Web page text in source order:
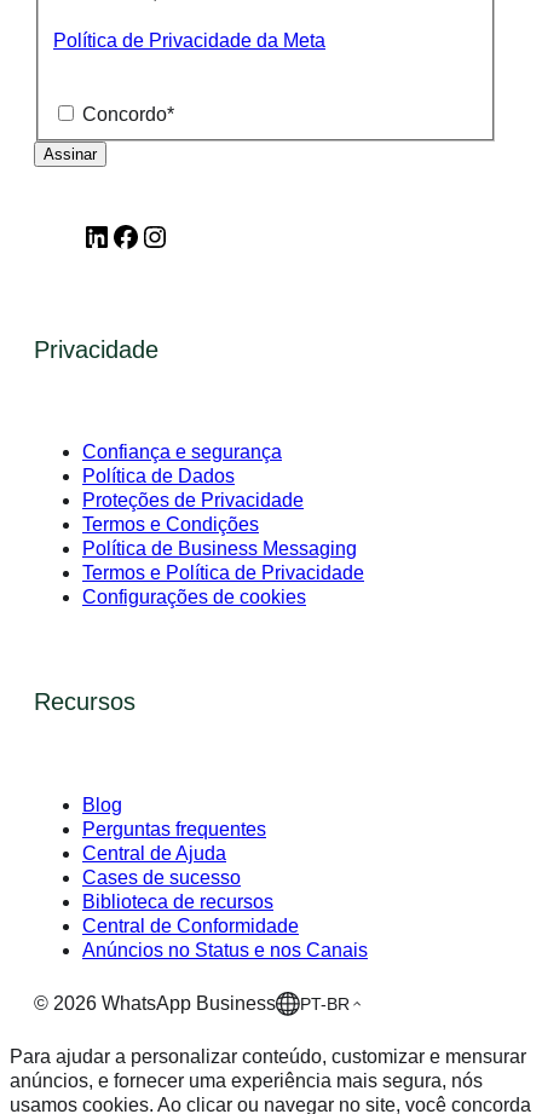
Política de Privacidade da Meta
Concordo*
LinkedInFacebook
Privacidade
Confiança e segurança
Política de Dados
Proteções de Privacidade
Termos e Condições
Política de Business Messaging
Termos e Política de Privacidade
Configurações de cookies
Recursos
Blog
Perguntas frequentes
Central de Ajuda
Cases de sucesso
Biblioteca de recursos
Central de Conformidade
Anúncios no Status e nos Canais
© 2026 WhatsApp Business PT-BR
Para ajudar a personalizar conteúdo, customizar e mensurar
anúncios, e fornecer uma experiência mais segura, nós
usamos cookies. Ao clicar ou navegar no site, você concorda